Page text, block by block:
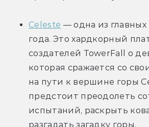
Celeste — одна из
года. Это хардкорный
создателей TowerFall о
которая сражается со
на пути к вершине горы
предстоит преодолеть
испытаний, раскрыть
разгадать загадку горы.